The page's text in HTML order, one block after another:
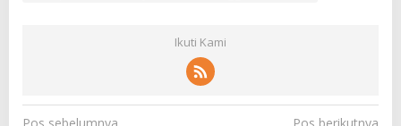
Ikuti Kami